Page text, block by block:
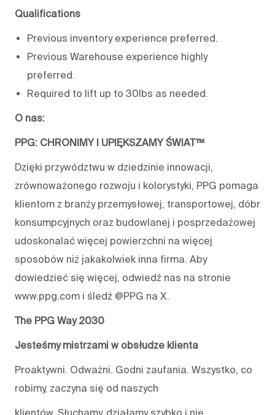
Qualifications
Previous inventory experience preferred.
Previous Warehouse experience highly
preferred.
Required to lift up to 30lbs as needed.
O nas:
PPG: CHRONIMY I UPIĘKSZAMY ŚWIAT™
Dzięki przywództwu w dziedzinie innowacji,
zrównoważonego rozwoju i kolorystyki, PPG pomaga
klientom z branży przemysłowej, transportowej, dóbr
konsumpcyjnych oraz budowlanej i posprzedażowej
udoskonalać więcej powierzchni na więcej
sposobów niż jakakolwiek inna firma. Aby
dowiedzieć się więcej, odwiedź nas na stronie
www.ppg.com i śledź @PPG na X.
The PPG Way 2030
Jesteśmy mistrzami w obsłudze klienta
Proaktywni. Odważni. Godni zaufania. Wszystko, co
robimy, zaczyna się od naszych
klientów. Słuchamy, działamy szybko i nie